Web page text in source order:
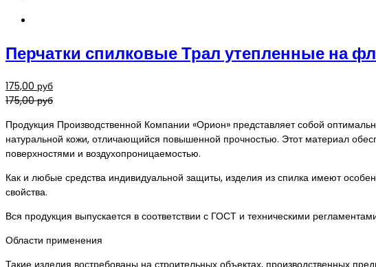
Перчатки спилковые Трал утепленные на
175,00 руб
175,00 руб
Продукция Производственной Компании «Орион» представляет собой
натуральной кожи, отличающийся повышенной прочностью. Этот материал
поверхностями и воздухопроницаемостью.
Как и любые средства индивидуальной защиты, изделия из спилка имеют
свойства.
Вся продукция выпускается в соответствии с ГОСТ и техническими
Области применения